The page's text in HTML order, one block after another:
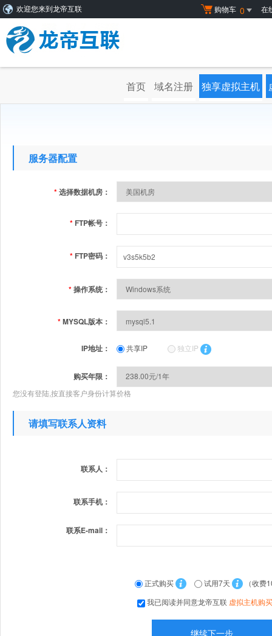
购物车 0 在
欢迎您来到龙帝互联
首页 域名注册 独享虚拟主机
服务器配置
*选择数据机房：
* FTP帐号：
* FTP密码：
*操作系统：
*MYSQL版本：
IP地址： 共享IP 独立IP
购买年限：
您没有登陆,按直接客户身份计算价格
请填写联系人资料
联系人：
联系手机：
联系E-mail：
正式购买 试用7天
（收费
我已阅读并同意龙帝互联 虚拟主机购